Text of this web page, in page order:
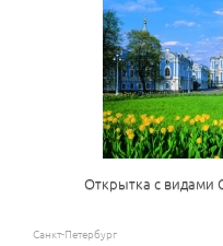
Открытка с видами
Санкт-Петербург